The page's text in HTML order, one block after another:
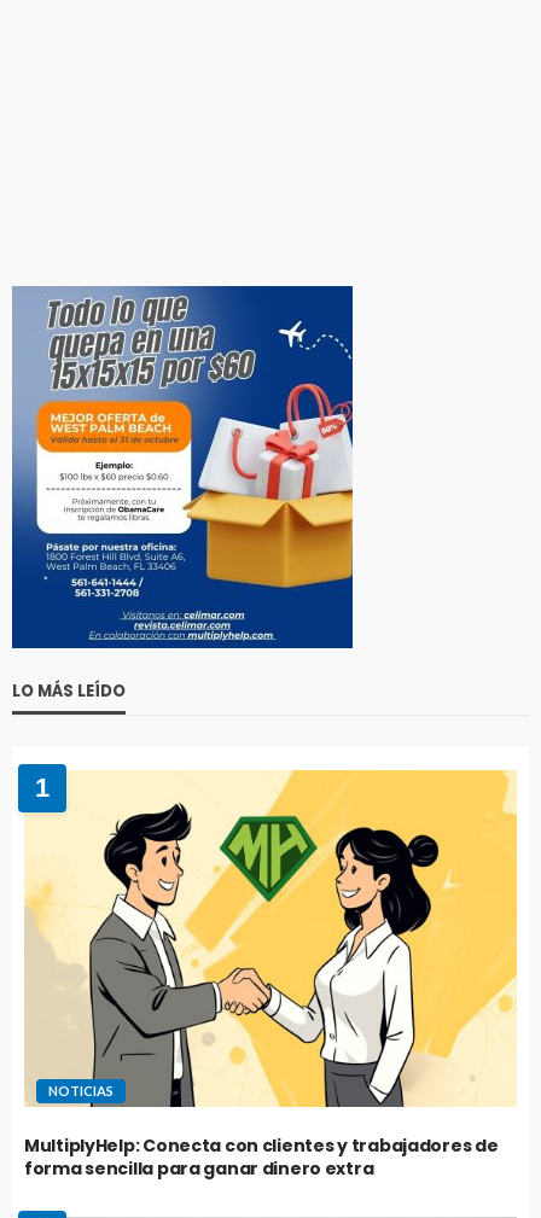
LO MÁS LEÍDO
1
NOTICIAS
MultiplyHelp: Conecta con clientes y trabajadores de
forma sencilla para ganar dinero extra